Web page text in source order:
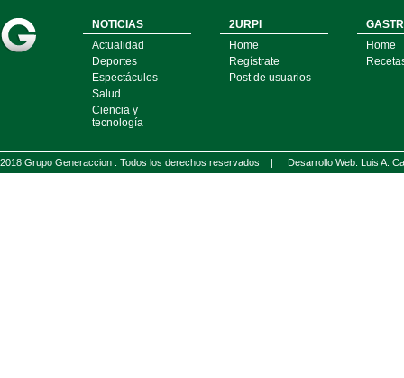
NOTICIAS
Actualidad
Deportes
Espectáculos
Salud
Ciencia y
tecnología
2URPI
Home
Regístrate
Post de usuarios
Home
2018 Grupo Generaccion . Todos los derechos reservados | Desarrollo Web: Luis